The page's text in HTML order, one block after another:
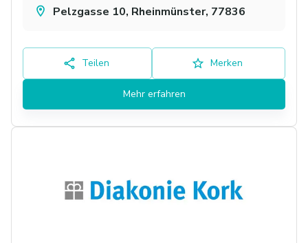
Pelzgasse 10, Rheinmünster, 77836
Teilen Merken
Mehr erfahren